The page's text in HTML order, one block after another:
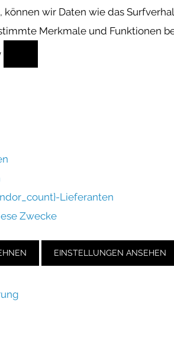
können wir Daten wie das
Merkmale und Funktionen
Lieferanten
Zwecke
EINSTELLUNGEN ANSEHEN